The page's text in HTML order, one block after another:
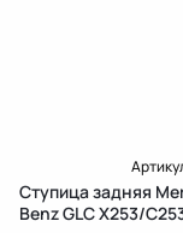
Ступица задняя
Benz GLC X253/